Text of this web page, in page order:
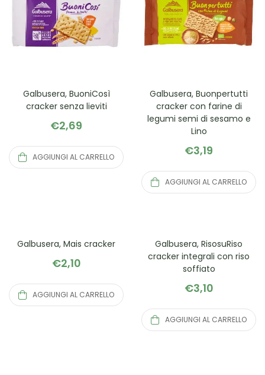
Galbusera, BuoniCosì
cracker senza lieviti
€2,69
AGGIUNGI AL CARRELLO
Galbusera, Buonpertutti
cracker con farine di
legumi semi di sesamo e
Lino
€3,19
AGGIUNGI AL CARRELLO
Galbusera, Mais cracker
€2,10
AGGIUNGI AL CARRELLO
Galbusera, RisosuRiso
cracker integrali con riso
soffiato
€3,10
AGGIUNGI AL CARRELLO